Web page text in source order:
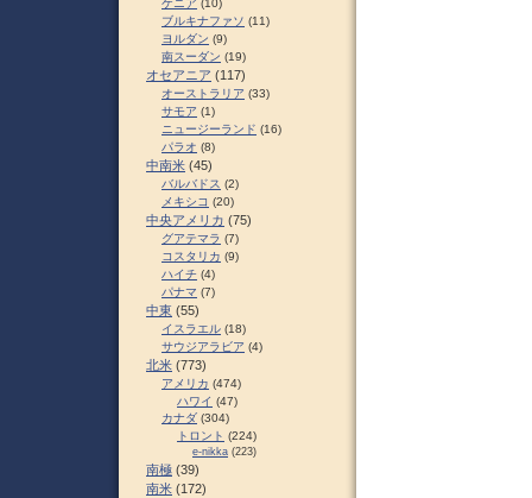
ケニア (10)
ブルキナファソ (11)
ヨルダン (9)
南スーダン (19)
オセアニア (117)
オーストラリア (33)
サモア (1)
ニュージーランド (16)
パラオ (8)
中南米 (45)
バルバドス (2)
メキシコ (20)
中央アメリカ (75)
グアテマラ (7)
コスタリカ (9)
ハイチ (4)
パナマ (7)
中東 (55)
イスラエル (18)
サウジアラビア (4)
北米 (773)
アメリカ (474)
ハワイ (47)
カナダ (304)
トロント (224)
e-nikka (223)
南極 (39)
南米 (172)